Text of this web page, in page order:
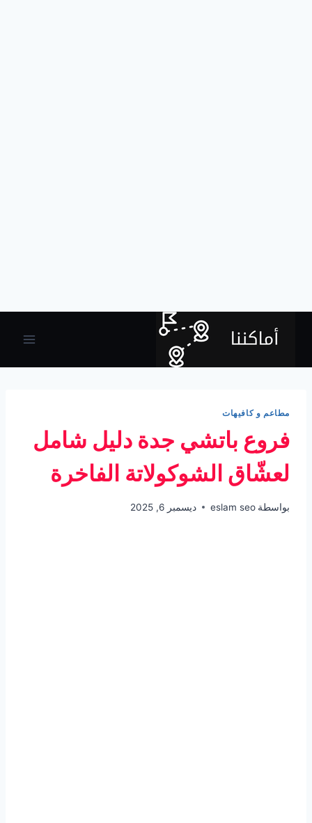
مطاعم و كافيهات
فروع باتشي جدة دليل شامل
لعشّاق الشوكولاتة الفاخرة
بواسطة eslam seo ديسمبر 6, 2025